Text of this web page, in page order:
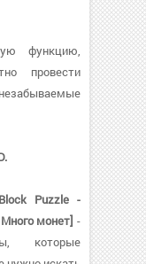
функцию,
провести
Puzzle -
монет] -
которые